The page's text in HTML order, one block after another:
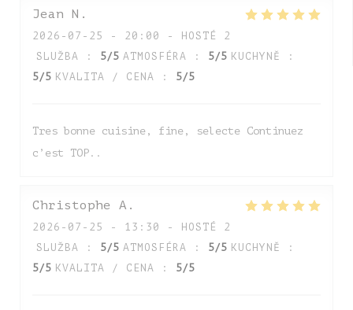
Jean N
2026-07-25
- 20:00 - HOSTÉ 2
SLUŽBA : 5/5 ATMOSFÉRA : 5/5 KUCHYNĚ
:
5/5 KVALITA / CENA : 5/5
Tres bonne cuisine, fine, selecte Continuez
c’est TOP..
Christophe A
2026-07-25
- 13:30 - HOSTÉ 2
SLUŽBA : 5/5 ATMOSFÉRA : 5/5 KUCHYNĚ
:
5/5 KVALITA / CENA : 5/5